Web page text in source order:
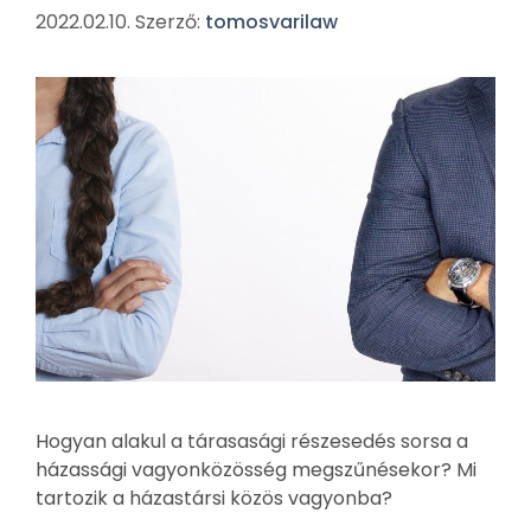
2022.02.10. Szerző: tomosvarilaw
Hogyan alakul a tárasasági részesedés sorsa a
házassági vagyonközösség megszűnésekor? Mi
tartozik a házastársi közös vagyonba?